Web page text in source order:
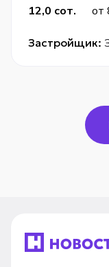
12,0 сот.
от
Застройщик: